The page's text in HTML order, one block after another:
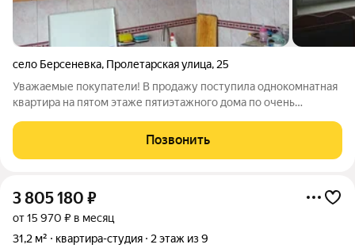
село Берсеневка, Пролетарская улица, 25
Уважаемые покупатели! В продажу поступила однокомнатная
квартира на пятом этаже пятиэтажного дома по очень
Позвонить
3 805 180 ₽
от 15 970 ₽ в месяц
31,2 м²
квартира-студия 2 этаж из 9